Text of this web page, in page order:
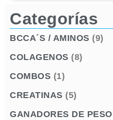
Categorías
BCCA´S / AMINOS (9)
COLAGENOS (8)
COMBOS (1)
CREATINAS (5)
GANADORES DE PESO